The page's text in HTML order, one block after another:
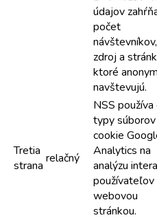
údajov
počet
zdroj a
ktoré
navštevujú.
Tretia
strana relačný
NSS používa
typy súborov
cookie
Analytics na
analýzu
používateľov
webovou
stránkou.